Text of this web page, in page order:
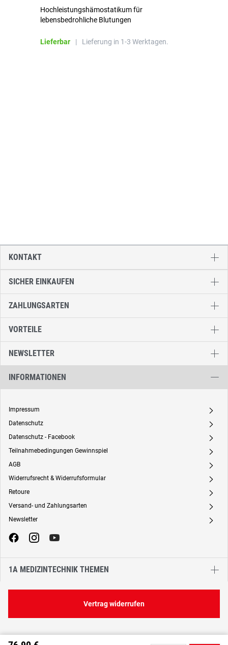
Hochleistungshämostatikum für
lebensbedrohliche Blutungen
Lieferbar | Lieferung in 1-3 Werktagen.
SICHER EINKAUFEN
ZAHLUNGSARTEN
VORTEILE
NEWSLETTER
INFORMATIONEN
Impressum A
Datenschutz A
Datenschutz - Facebook A
Teilnahmebedingungen Gewinnspiel A
AGB A
Widerrufsrecht & Widerrufsformular A
Retoure A
Versand- und Zahlungsarten A
Newsletter A
1A MEDIZINTECHNIK THEMEN
KONTAKT
Vertrag widerrufen